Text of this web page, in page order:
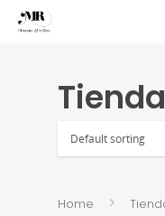
Tienda
Home